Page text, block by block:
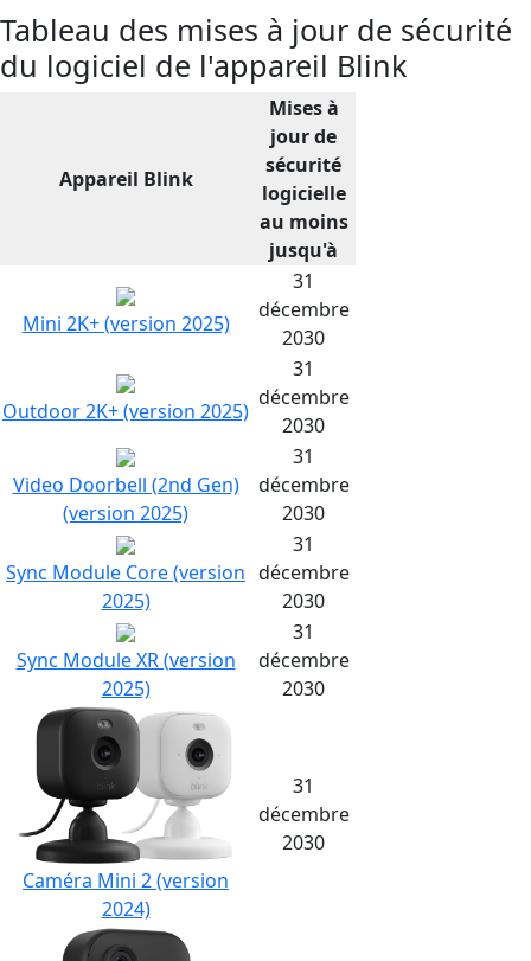
Tableau des mises à jour de sécurité
du logiciel de l'appareil Blink
Appareil Blink
Mises à
jour de
sécurité
logicielle
au moins
jusqu'à
Mini 2K+ (version 2025)
31
décembre
2030
Outdoor 2K+ (version 2025)
31
décembre
2030
Video Doorbell (2nd Gen)
(version 2025)
31
décembre
2030
Sync Module Core (version
2025)
31
décembre
2030
Sync Module XR (version
2025)
31
décembre
2030
Caméra Mini 2 (version
2024)
31
décembre
2030